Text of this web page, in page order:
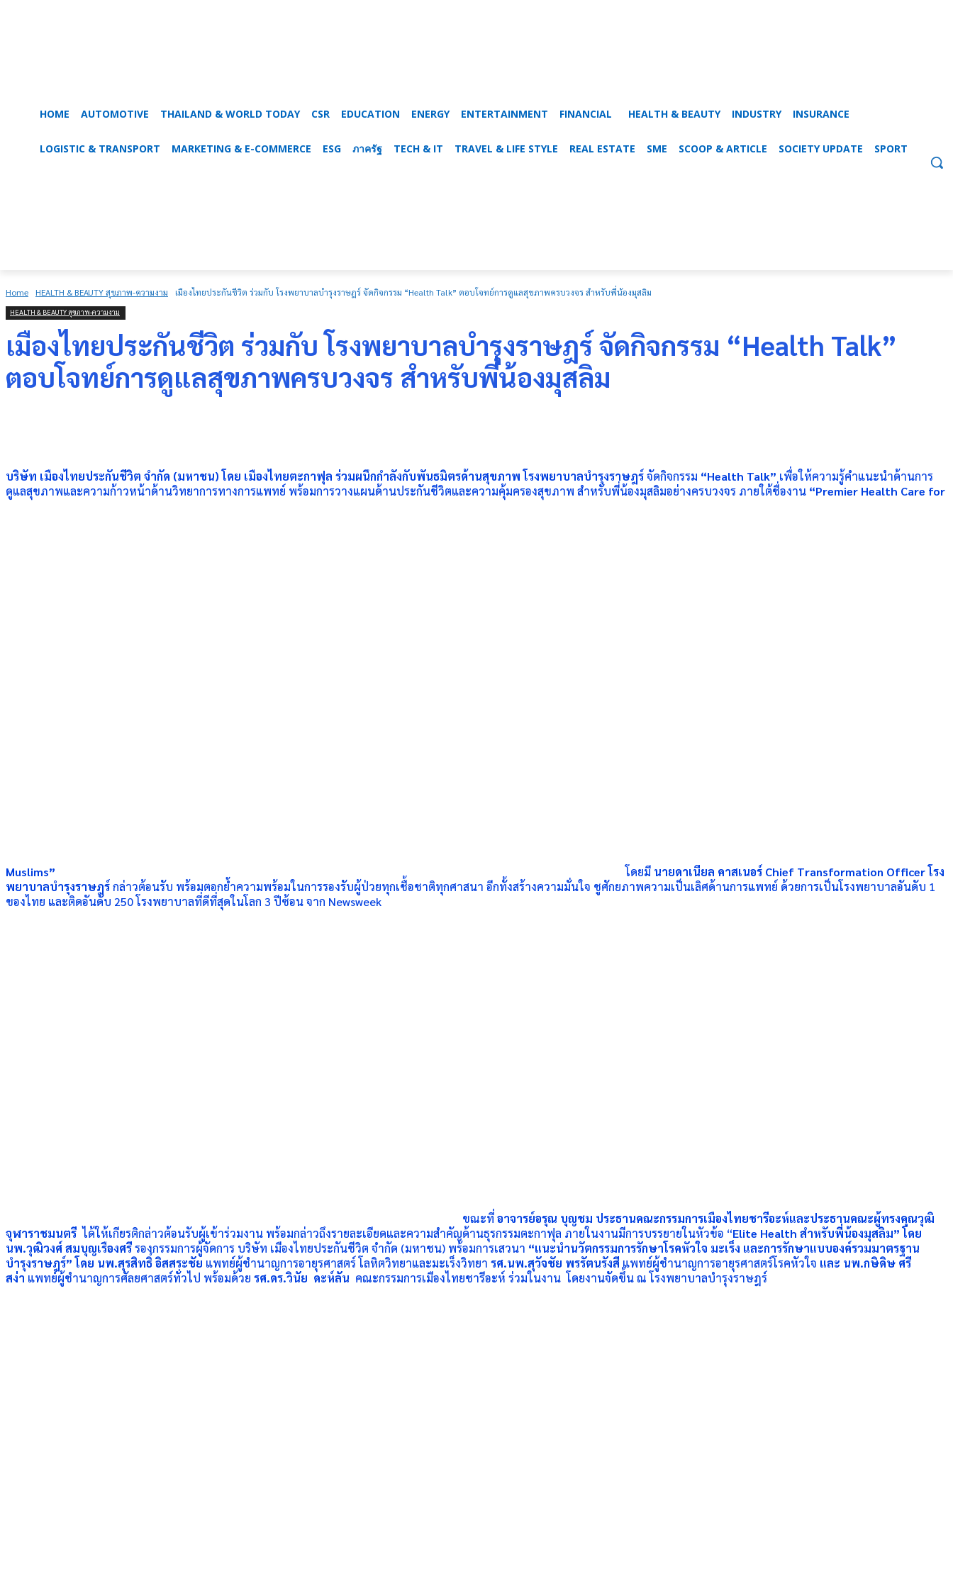
HOME AUTOMOTIVE THAILAND & WORLD TODAY CSR EDUCATION ENERGY ENTERTAINMENT FINANCIAL HEALTH & BEAUTY INDUSTRY INSURANCE
LOGISTIC & TRANSPORT MARKETING & E-COMMERCE ESG ภาครัฐ TECH & IT TRAVEL & LIFE STYLE REAL ESTATE SME SCOOP & ARTICLE SOCIETY UPDATE SPORT
Home HEALTH & BEAUTY สุขภาพ-ความงาม เมืองไทยประกันชีวิต ร่วมกับ โรงพยาบาลบำรุงราษฎร์ จัดกิจกรรม “Health Talk” ตอบโจทย์การดูแลสุขภาพครบวงจร สำหรับพี่น้องมุสลิม
HEALTH & BEAUTY สุขภาพ-ความงาม
เมืองไทยประกันชีวิต ร่วมกับ โรงพยาบาลบำรุงราษฎร์ จัดกิจกรรม “Health Talk”
ตอบโจทย์การดูแลสุขภาพครบวงจร สำหรับพี่น้องมุสลิม
บริษัท เมืองไทยประกันชีวิต จำกัด (มหาชน) โดย เมืองไทยตะกาฟุล ร่วมผนึกกำลังกับพันธมิตรด้านสุขภาพ โรงพยาบาลบำรุงราษฎร์จัดกิจกรรม “Health Talk” เพื่อให้ความรู้คำแนะนำด้านการ
ดูแลสุขภาพและความก้าวหน้าด้านวิทยาการทางการแพทย์ พร้อมการวางแผนด้านประกันชีวิตและความคุ้มครองสุขภาพ สำหรับพี่น้องมุสลิมอย่างครบวงจร ภายใต้ชื่องาน “Premier Health Care for
Muslims” โดยมี นายดาเนียล คาสเนอร์ Chief Transformation Officer โรง
พยาบาลบำรุงราษฎร์กล่าวต้อนรับ พร้อมตอกย้ำความพร้อมในการรองรับผู้ป่วยทุกเชื้อชาติทุกศาสนา อีกทั้งสร้างความมั่นใจ ชูศักยภาพความเป็นเลิศด้านการแพทย์ ด้วยการเป็นโรงพยาบาลอันดับ 1
ของไทย และติดอันดับ 250 โรงพยาบาลที่ดีที่สุดในโลก 3 ปีซ้อน จาก Newsweek
ขณะที่อาจารย์อรุณ บุญชม ประธานคณะกรรมการเมืองไทยชารีอะห์และประธานคณะผู้ทรงคุณวุฒิ
จุฬาราชมนตรี ได้ให้เกียรติกล่าวต้อนรับผู้เข้าร่วมงาน พร้อมกล่าวถึงรายละเอียดและความสำคัญด้านธุรกรรมตะกาฟุล ภายในงานมีการบรรยายในหัวข้อ “Elite Health สำหรับพี่น้องมุสลิม” โดย
นพ.วุฒิวงศ์ สมบุญเรืองศรีรองกรรมการผู้จัดการ บริษัท เมืองไทยประกันชีวิต จำกัด (มหาชน) พร้อมการเสวนา “แนะนำนวัตกรรมการรักษาโรคหัวใจ มะเร็ง และการรักษาแบบองค์รวมมาตรฐาน
บำรุงราษฎร์” โดย นพ.สุรสิทธิ์ อิสสระชัย แพทย์ผู้ชำนาญการอายุรศาสตร์ โลหิตวิทยาและมะเร็งวิทยา รศ.นพ.สุวัจชัย พรรัตนรังสี แพทย์ผู้ชำนาญการอายุรศาสตร์โรคหัวใจ และ นพ.กษิดิษ ศรี
สง่า แพทย์ผู้ชำนาญการศัลยศาสตร์ทั่วไป พร้อมด้วย รศ.ดร.วินัย ดะห์ลัน คณะกรรมการเมืองไทยชารีอะห์ ร่วมในงาน โดยงานจัดขึ้น ณ โรงพยาบาลบำรุงราษฎร์